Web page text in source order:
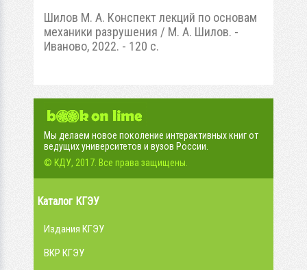
Шилов М. А. Конспект лекций по основам
механики разрушения / М. А. Шилов. -
Иваново, 2022. - 120 с.
Мы делаем новое поколение интерактивных книг от
ведущих университетов и вузов России.
© КДУ, 2017. Все права защищены.
Каталог КГЭУ
Издания КГЭУ
ВКР КГЭУ